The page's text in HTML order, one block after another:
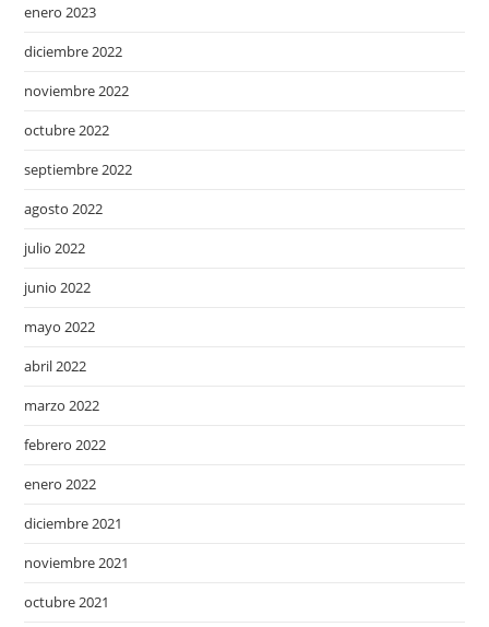
enero 2023
diciembre 2022
noviembre 2022
octubre 2022
septiembre 2022
agosto 2022
julio 2022
junio 2022
mayo 2022
abril 2022
marzo 2022
febrero 2022
enero 2022
diciembre 2021
noviembre 2021
octubre 2021